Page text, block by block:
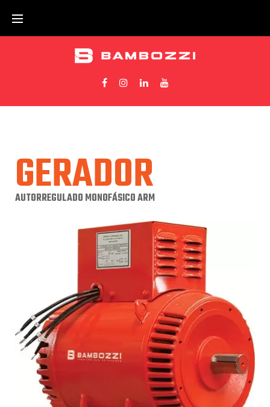
GERADOR
AUTORREGULADO MONOFÁSICO ARM